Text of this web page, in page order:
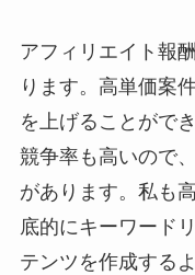
アフィリエイト報
ります。高単価案
を上げることがで
競争率も高いので
があります。私も
底的にキーワード
テンツを作成する